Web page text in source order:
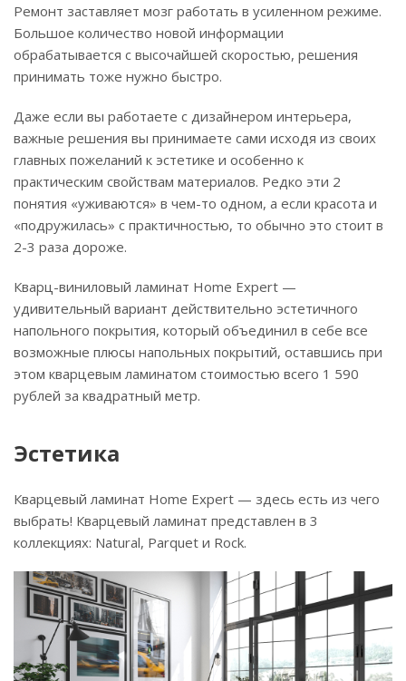
Ремонт заставляет мозг работать в усиленном режиме.
Большое количество новой информации
обрабатывается с высочайшей скоростью, решения
принимать тоже нужно быстро.
Даже если вы работаете с дизайнером интерьера,
важные решения вы принимаете сами исходя из своих
главных пожеланий к эстетике и особенно к
практическим свойствам материалов. Редко эти 2
понятия «уживаются» в чем-то одном, а если красота и
«подружилась» с практичностью, то обычно это стоит в
2-3 раза дороже.
Кварц-виниловый ламинат Home Expert —
удивительный вариант действительно эстетичного
напольного покрытия, который объединил в себе все
возможные плюсы напольных покрытий, оставшись при
этом кварцевым ламинатом стоимостью всего 1 590
рублей за квадратный метр.
Эстетика
Кварцевый ламинат Home Expert — здесь есть из чего
выбрать! Кварцевый ламинат представлен в 3
коллекциях: Natural, Parquet и Rock.